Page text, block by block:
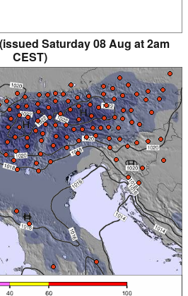
Saturday 08 Aug at 2am
CEST)